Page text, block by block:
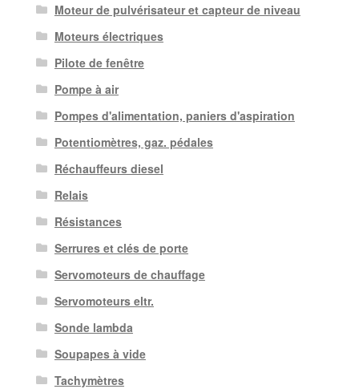
Moteur de pulvérisateur et capteur de niveau
Moteurs électriques
Pilote de fenêtre
Pompe à air
Pompes d'alimentation, paniers d'aspiration
Potentiomètres, gaz. pédales
Réchauffeurs diesel
Relais
Résistances
Serrures et clés de porte
Servomoteurs de chauffage
Servomoteurs eltr.
Sonde lambda
Soupapes à vide
Tachymètres